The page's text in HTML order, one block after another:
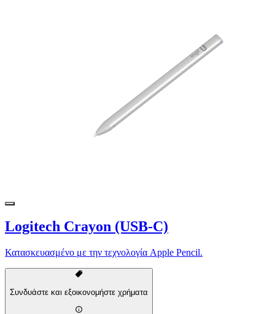
Logitech Crayon (USB-C)
Κατασκευασμένο με την τεχνολογία Apple Pencil.
Συνδυάστε και εξοικονομήστε χρήματα